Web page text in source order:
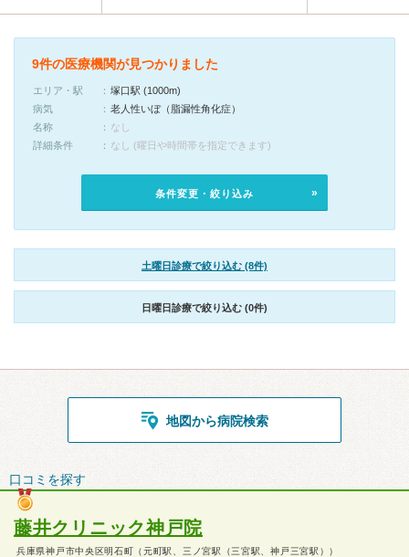
9件の医療機関が見つかりました
エリア・駅
塚口駅 (1000m)
病気
老人性いぼ（脂漏性角化症）
名称
なし
詳細条件
なし (曜日や時間帯を指定できます)
条件変更・絞り込み
土曜日診療で絞り込む (8件)
日曜日診療で絞り込む (0件)
地図から病院検索
口コミを探す
藤井クリニック神戸院
兵庫県神戸市中央区明石町（元町駅、三ノ宮駅（三宮駅、神戸三宮駅））